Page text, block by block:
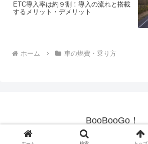
ETC導入率は約９割！導入の流れと搭載
するメリット・デメリット
ホーム 車の燃費・乗り方
BooBooGo！
© 2019 BooBooGo！.